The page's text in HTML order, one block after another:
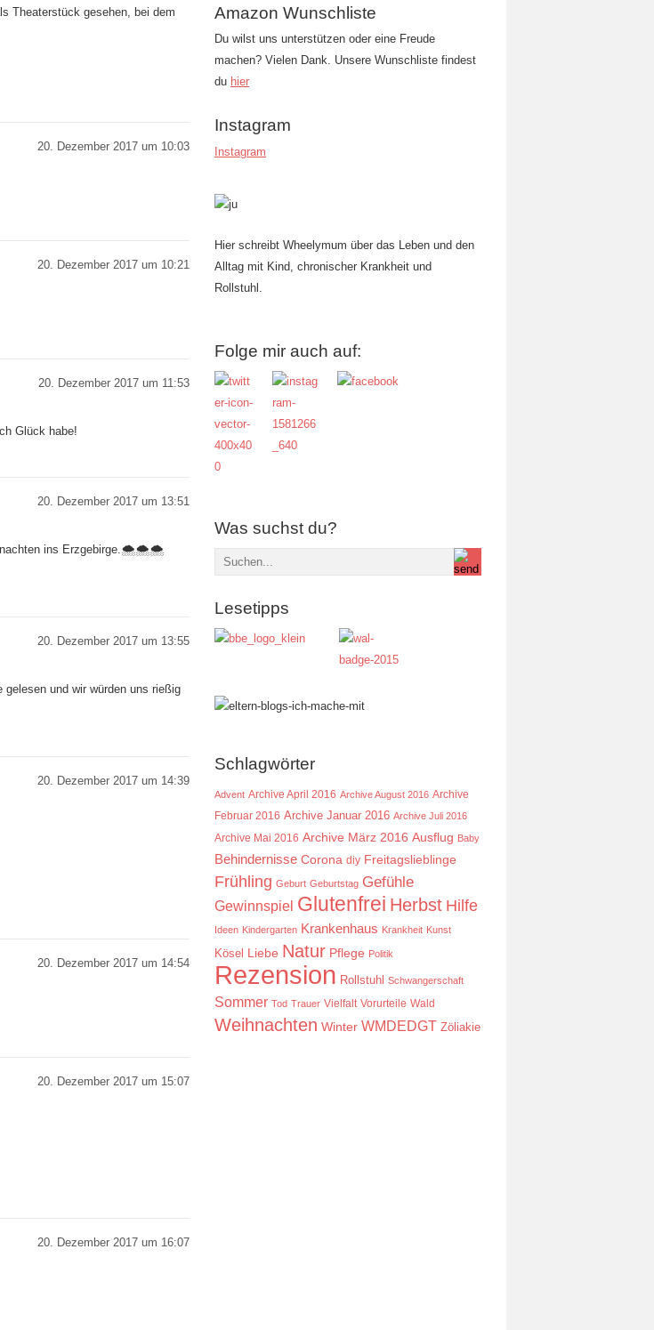
Theaterstück gesehen, bei dem
20. Dezember 2017 um 10:03
20. Dezember 2017 um 10:21
20. Dezember 2017 um 11:53
Glück habe!
20. Dezember 2017 um 13:51
ins Erzgebirge.🌨🌨🌨
20. Dezember 2017 um 13:55
und wir würden uns rießig
20. Dezember 2017 um 14:39
20. Dezember 2017 um 14:54
20. Dezember 2017 um 15:07
20. Dezember 2017 um 16:07
Amazon Wunschliste
Du wilst uns unterstützen oder eine Freude
machen? Vielen Dank. Unsere Wunschliste findest
du hier
Instagram
Instagram
Hier schreibt Wheelymum über das Leben und den
Alltag mit Kind, chronischer Krankheit und
Rollstuhl.
Folge mir auch auf:
Was suchst du?
Lesetipps
Schlagwörter
Advent Archive April 2016 Archive August 2016 Archive
Februar 2016 Archive Januar 2016 Archive Juli 2016
Archive Mai 2016 Archive März 2016 Ausflug Baby
Behindernisse Corona diy Freitagslieblinge
Frühling Geburt Geburtstag Gefühle
Gewinnspiel Glutenfrei Herbst Hilfe
Ideen Kindergarten Krankenhaus Krankheit Kunst
Kösel Liebe Natur Pflege Politik
Rezension Rollstuhl Schwangerschaft
Sommer Tod Trauer Vielfalt Vorurteile Wald
Weihnachten Winter WMDEDGT Zöliakie